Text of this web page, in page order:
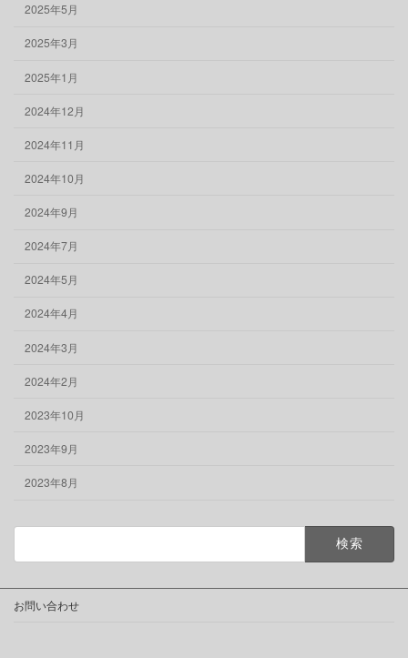
2025年5月
2025年3月
2025年1月
2024年12月
2024年11月
2024年10月
2024年9月
2024年7月
2024年5月
2024年4月
2024年3月
2024年2月
2023年10月
2023年9月
2023年8月
検
お問い合わせ